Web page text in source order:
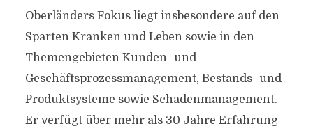
Oberländers Fokus liegt insbesondere auf den
Sparten Kranken und Leben sowie in den
Themengebieten Kunden- und
Geschäftsprozessmanagement, Bestands- und
Produktsysteme sowie Schadenmanagement.
Er verfügt über mehr als 30 Jahre Erfahrung